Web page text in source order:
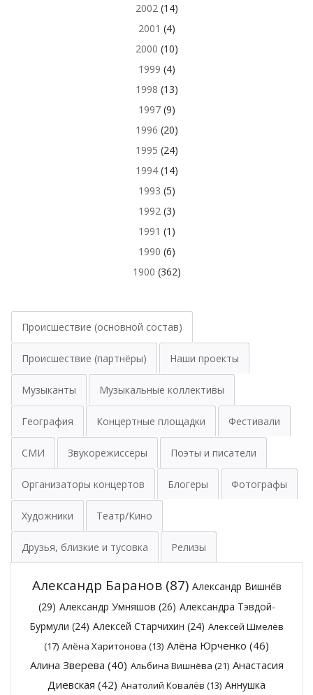
2002 (14)
2001 (4)
2000 (10)
1999 (4)
1998 (13)
1997(9)
1996 (20)
1995 (24)
1994(14)
1993 (5)
1992 (3)
1991 (1)
1990 (6)
1900 (362)
Происшествие (основной состав)
Происшествие (партнёры) Наши проекты
Музыканты Музыкальные коллективы
География Концертные площадки Фестивали
СМИ Звукорежиссёры Поэты и писатели
Организаторы концертов Блогеры Фотографы
Художники Театр/Кино
Друзья, близкие и тусовка Релизы
Александр Баранов(87) Александр Вишнёв
(29) Александр Умняшов (26) Александра Тэвдой-
Бурмули (24) Алексей Старчихин (24) Алексей Шмелёв
(17) Алёна Харитонова (13) Алёна Юрченко (46)
Алина Зверева (40) Альбина Вишнёва (21) Анастасия
Диевская (42) Анатолий Ковалёв (13) Аннушка